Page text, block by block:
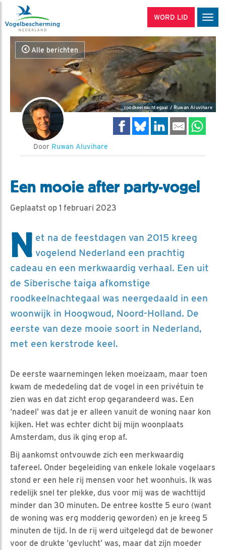
WORD LID
Alle berichten
roodkeelnachtegaal / Ruwan Aluvihare
Door Ruwan Aluvihare
Een mooie after party-vogel
Geplaatst op 1 februari 2023
N et na de feestdagen van 2015 kreeg
vogelend Nederland een prachtig
cadeau en een merkwaardig verhaal. Een uit
de Siberische taiga afkomstige
roodkeelnachtegaal was neergedaald in een
woonwijk in Hoogwoud, Noord-Holland. De
eerste van deze mooie soort in Nederland,
met een kerstrode keel.
De eerste waarnemingen leken moeizaam, maar toen
kwam de mededeling dat de vogel in een privétuin te
zien was en dat zicht erop gegarandeerd was. Een
‘nadeel’ was dat je er alleen vanuit de woning naar kon
kijken. Het was echter dicht bij mijn woonplaats
Amsterdam, dus ik ging erop af.
Bij aankomst ontvouwde zich een merkwaardig
tafereel. Onder begeleiding van enkele lokale vogelaars
stond er een hele rij mensen voor het woonhuis. Ik was
redelijk snel ter plekke, dus voor mij was de wachttijd
minder dan 30 minuten. De entree kostte 5 euro (want
de woning was erg modderig geworden) en je kreeg 5
minuten de tijd. In de rij werd uitgelegd dat de bewoner
voor de drukte ‘gevlucht’ was, maar dat zijn moeder